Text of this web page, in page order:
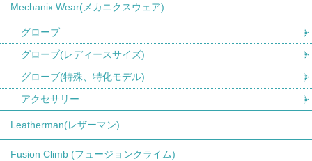
Mechanix Wear(メカニクスウェア)
グローブ
グローブ(レディースサイズ)
グローブ(特殊、特化モデル)
アクセサリー
Leatherman(レザーマン)
Fusion Climb (フュージョンクライム)